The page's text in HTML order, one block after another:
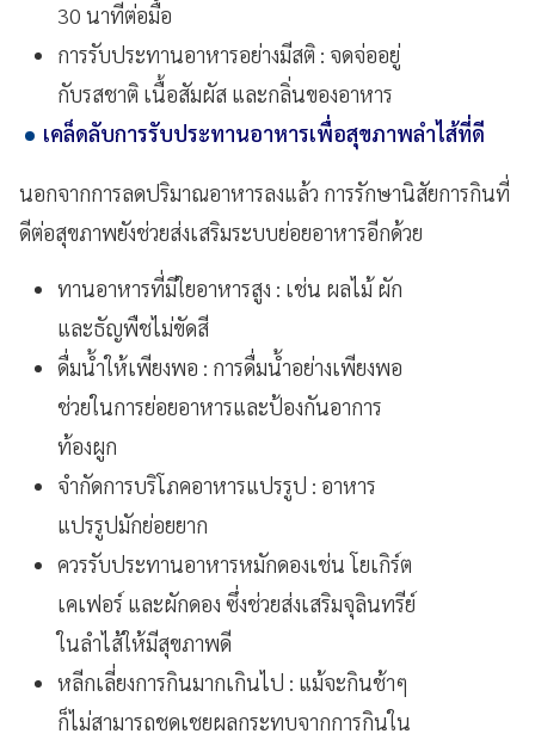
30 นาทีต่อมื้อ
การรับประทานอาหารอย่างมีสติ : จดจ่ออยู่
กับรสชาติ เนื้อสัมผัส และกลิ่นของอาหาร
เคล็ดลับการรับประทานอาหารเพื่อสุขภาพลำไส้ที่ดี
นอกจากการลดปริมาณอาหารลงแล้ว การรักษานิสัยการกินที่
ดีต่อสุขภาพยังช่วยส่งเสริมระบบย่อยอาหารอีกด้วย
ทานอาหารที่มีใยอาหารสูง : เช่น ผลไม้ ผัก
และธัญพืชไม่ขัดสี
ดื่มน้ำให้เพียงพอ : การดื่มน้ำอย่างเพียงพอ
ช่วยในการย่อยอาหารและป้องกันอาการ
ท้องผูก
จำกัดการบริโภคอาหารแปรรูป : อาหาร
แปรรูปมักย่อยยาก
ควรรับประทานอาหารหมักดองเช่น โยเกิร์ต
เคเฟอร์ และผักดอง ซึ่งช่วยส่งเสริมจุลินทรีย์
ในลำไส้ให้มีสุขภาพดี
หลีกเลี่ยงการกินมากเกินไป : แม้จะกินช้าๆ
ก็ไม่สามารถชดเชยผลกระทบจากการกินใน